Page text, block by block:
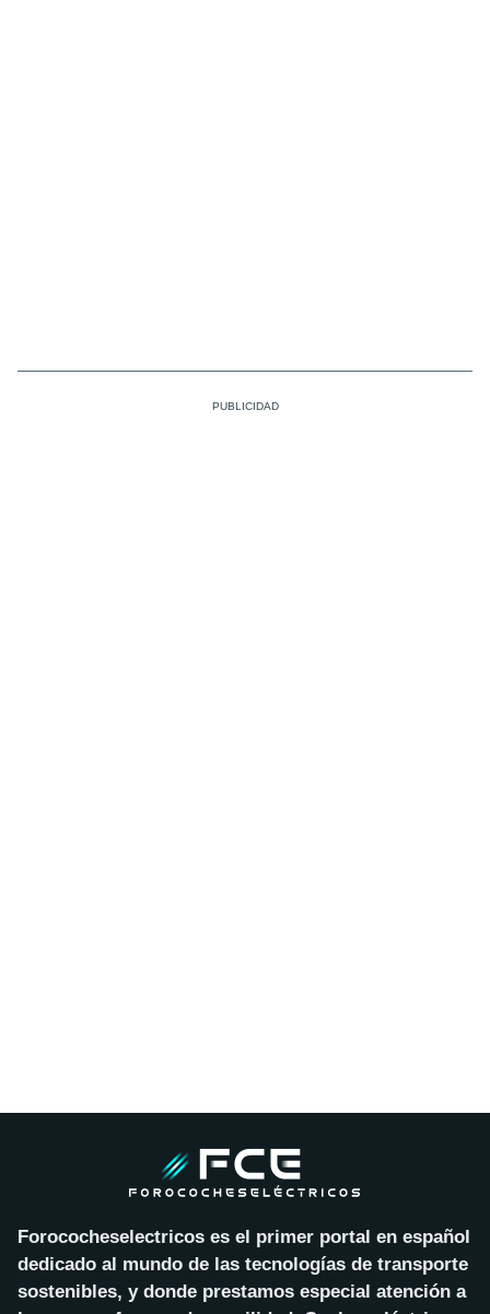
Forococheselectricos es el primer portal en español
dedicado al mundo de las tecnologías de transporte
sostenibles, y donde prestamos especial atención a